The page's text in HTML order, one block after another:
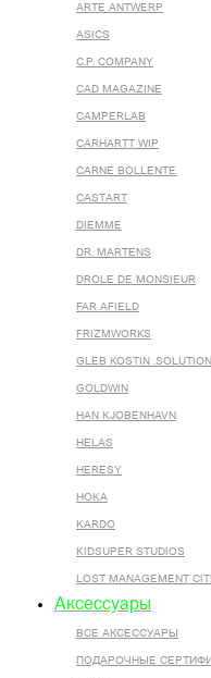
ARTE ANTWERP
ASICS
C.P. COMPANY
CAD MAGAZINE
CAMPERLAB
CARHARTT WIP
CARNE BOLLENTE
CASTART
DIEMME
DR. MARTENS
DROLE DE MONSIEUR
FAR AFIELD
FRIZMWORKS
GLEB KOSTIN
GOLDWIN
HAN KJOBENHAVN
HELAS
HERESY
HOKA
KARDO
KIDSUPER STUDIOS
LOST MANAGEMENT
Аксессуары
ВСЕ AКСЕССУАРЫ
ПОДАРОЧНЫЕ